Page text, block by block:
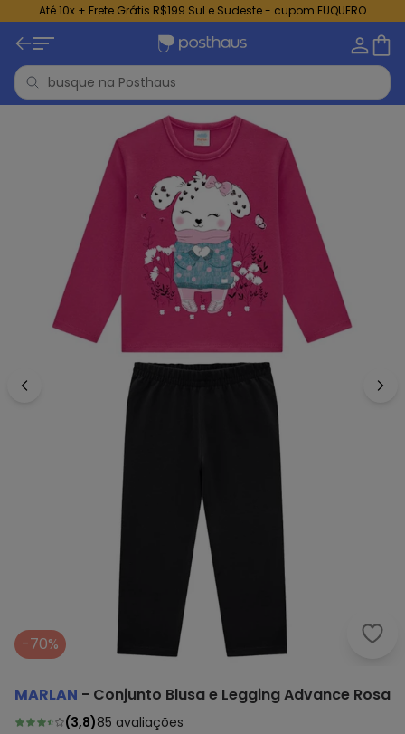
Até 10x + Frete Grátis R$199 Sul e Sudeste - cupom EUQUERO
-70%
MARLAN - Conjunto Blusa e Legging Advance Rosa
(3,8)85 avaliações